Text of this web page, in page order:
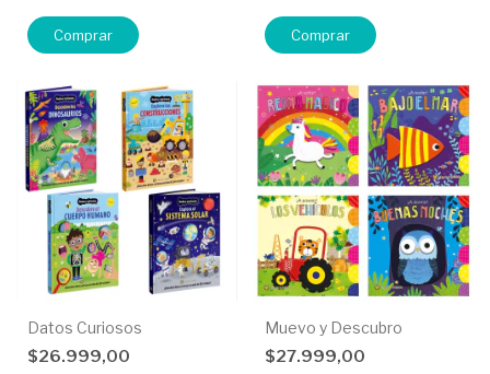
Comprar Comprar
Datos Curiosos
$26.999,00
Muevo y Descubro
$27.999,00